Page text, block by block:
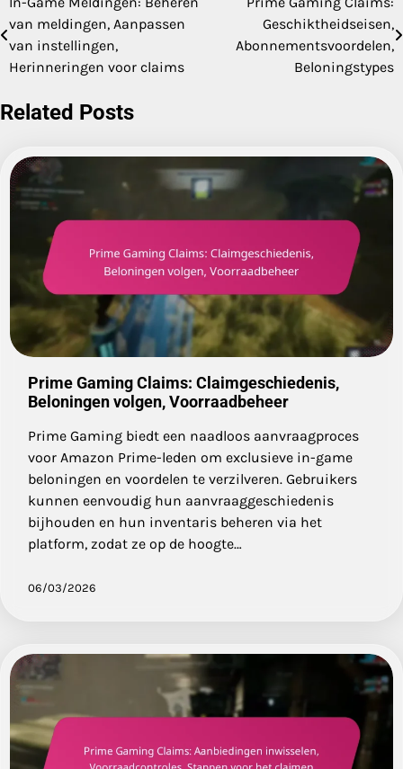
Post
navigation
van meldingen, Aanpassen
van instellingen,
Herinneringen voor claims
Geschiktheidseisen,
Abonnementsvoordelen,
Beloningstypes
Related Posts
Prime Gaming Claims: Claimgeschiedenis,
Beloningen volgen, Voorraadbeheer
Prime Gaming biedt een naadloos aanvraagproces
voor Amazon Prime-leden om exclusieve in-game
beloningen en voordelen te verzilveren. Gebruikers
kunnen eenvoudig hun aanvraaggeschiedenis
bijhouden en hun inventaris beheren via het
platform, zodat ze op de hoogte…
06/03/2026